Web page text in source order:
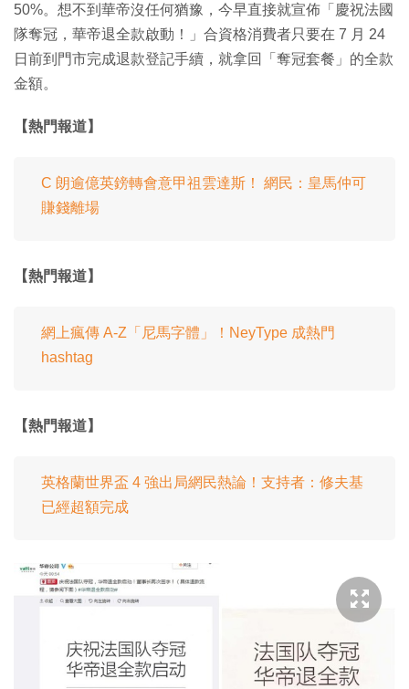
50%。想不到華帝沒任何猶豫，今早直接就宣佈「慶祝法國
隊奪冠，華帝退全款啟動！」合資格消費者只要在 7 月 24
日前到門市完成退款登記手續，就拿回「奪冠套餐」的全款
金額。
【熱門報道】
C 朗逾億英鎊轉會意甲祖雲達斯！ 網民：皇馬仲可
賺錢離場
【熱門報道】
網上瘋傳 A-Z「尼馬字體」！NeyType 成熱門
hashtag
【熱門報道】
英格蘭世界盃 4 強出局網民熱論！支持者：修夫基
已經超額完成